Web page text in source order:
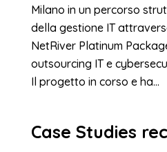
Milano in un percorso
della gestione IT
NetRiver Platinum
outsourcing IT e
Il progetto in corso e ha...
Case Studies